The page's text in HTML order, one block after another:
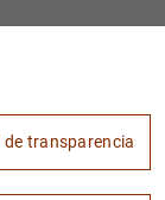
de transparencia